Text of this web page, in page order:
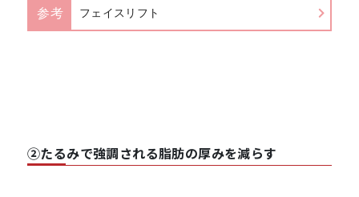
参考 フェイスリフト
②たるみで強調される脂肪の厚みを減らす